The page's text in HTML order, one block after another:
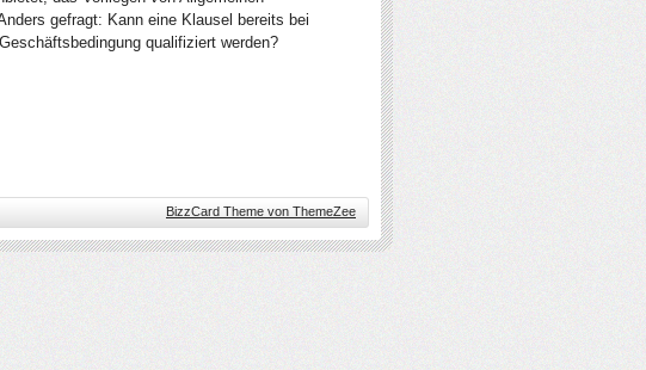
gefragt: Kann eine Klausel bereits bei
qualifiziert werden?
BizzCard Theme von ThemeZee